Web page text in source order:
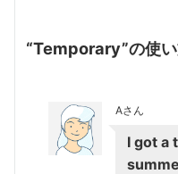
“Temporary”の使
Aさん
I got a